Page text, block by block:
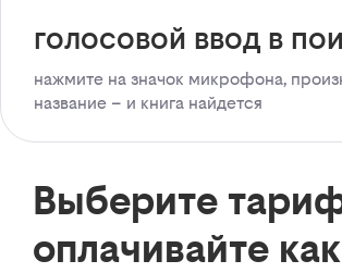
голосовой ввод в
нажмите на значок микрофона,
название – и книга найдется
Выберите
оплачивайте как